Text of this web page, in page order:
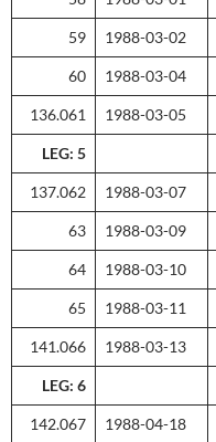
59 1988-03-02
60 1988-03-04
136.061 1988-03-05
LEG: 5
137.062 1988-03-07
63 1988-03-09
64 1988-03-10
65 1988-03-11
141.066 1988-03-13
LEG: 6
142.067 1988-04-18